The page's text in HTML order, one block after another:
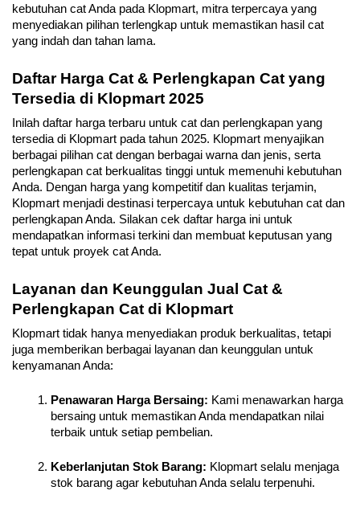
kebutuhan cat Anda pada Klopmart, mitra terpercaya yang
menyediakan pilihan terlengkap untuk memastikan hasil cat
yang indah dan tahan lama.
Daftar Harga Cat & Perlengkapan Cat yang
Tersedia di Klopmart 2025
Inilah daftar harga terbaru untuk cat dan perlengkapan yang
tersedia di Klopmart pada tahun 2025. Klopmart menyajikan
berbagai pilihan cat dengan berbagai warna dan jenis, serta
perlengkapan cat berkualitas tinggi untuk memenuhi kebutuhan
Anda. Dengan harga yang kompetitif dan kualitas terjamin,
Klopmart menjadi destinasi terpercaya untuk kebutuhan cat dan
perlengkapan Anda. Silakan cek daftar harga ini untuk
mendapatkan informasi terkini dan membuat keputusan yang
tepat untuk proyek cat Anda.
Layanan dan Keunggulan Jual Cat &
Perlengkapan Cat di Klopmart
Klopmart tidak hanya menyediakan produk berkualitas, tetapi
juga memberikan berbagai layanan dan keunggulan untuk
kenyamanan Anda:
Penawaran Harga Bersaing: Kami menawarkan harga
bersaing untuk memastikan Anda mendapatkan nilai
terbaik untuk setiap pembelian.
Keberlanjutan Stok Barang: Klopmart selalu menjaga
stok barang agar kebutuhan Anda selalu terpenuhi.